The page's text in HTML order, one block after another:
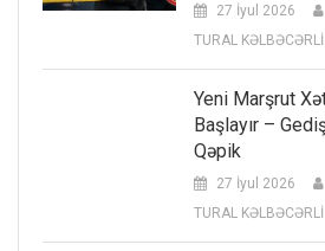
27 İyul 2026
TURAL KƏLBƏCƏRLİ
Yeni Marşrut
Başlayır –
Qəpik
27 İyul 2026
TURAL KƏLBƏCƏRLİ